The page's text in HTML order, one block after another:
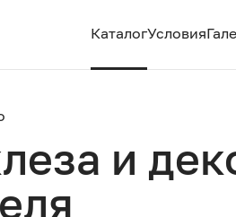
КаталогУсловия
и